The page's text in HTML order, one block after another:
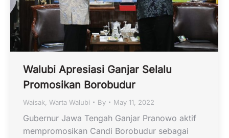
Walubi Apresiasi Ganjar Selalu
Promosikan Borobudur
Waisak Warta Walubi By May 11, 2022
Gubernur Jawa Tengah Ganjar Pranowo aktif
mempromosikan Candi Borobudur sebagai